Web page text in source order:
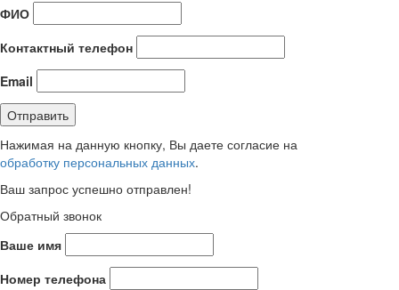
ФИО
Контактный телефон
Email
Нажимая на данную кнопку, Вы даете согласие на
обработку персональных данных.
Ваш запрос успешно отправлен!
Обратный звонок
Ваше имя
Номер телефона